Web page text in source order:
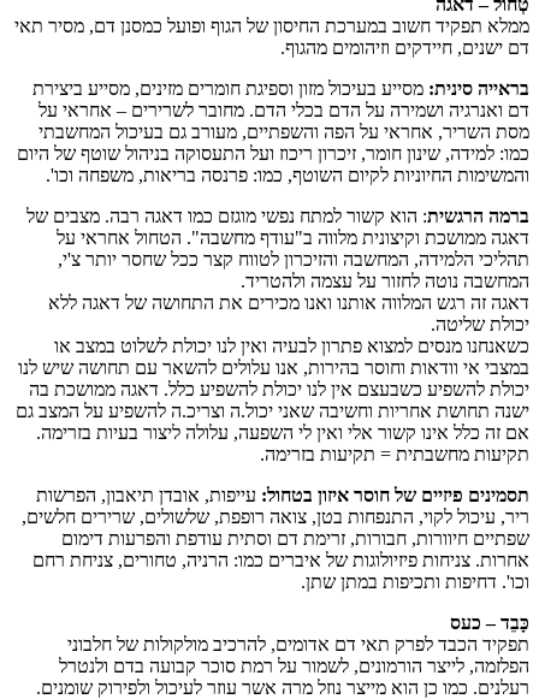
ממלא תפקיד חשוב במערכת החיסון של הגוף ופועל כמסנן דם, מסיר תאי
דם ישנים, חיידקים וזיהומים מהגוף.
בראייה סינית: מסייע בעיכול מזון וספיגת חומרים מזינים, מסייע ביצירת
דם ואנרגיה ושמירה על הדם בכלי הדם. מחובר לשרירים – אחראי על
מסת השריר, אחראי על הפה והשפתיים, מעורב גם בעיכול המחשבתי
כמו: למידה, שינון חומר, זיכרון ריכוז ועל התעסוקה בניהול שוטף של היום
והמשימות החיוניות לקיום השוטף, כמו: פרנסה בריאות, משפחה וכו'.
ברמה הרגשית: הוא קשור למתח נפשי מוגזם כמו דאגה רבה. מצבים של
דאגה ממושכת וקיצונית מלווה ב"עודף מחשבה". הטחול אחראי על
תהליכי הלמידה, המחשבה והזיכרון לטווח קצר ככל שחסר יותר צ'י,
המחשבה נוטה לחזור על עצמה ולהטריד.
דאגה זה רגש המלווה אותנו ואנו מכירים את התחושה של דאגה ללא
יכולת שליטה.
כשאנחנו מנסים למצוא פתרון לבעיה ואין לנו יכולת לשלוט במצב או
במצבי אי וודאות וחוסר בהירות, אנו עלולים להשאר עם תחושה שיש לנו
יכולת להשפיע כשבעצם אין לנו יכולת להשפיע כלל. דאגה ממושכת בה
ישנה תחושת אחריות וחשיבה שאני יכול.ה וצריכ.ה להשפיע על המצב גם
אם זה כלל אינו קשור אלי ואין לי השפעה, עלולה ליצור בעיות בזרימה.
תקיעות מחשבתית = תקיעות בזרימה.
תסמינים פיזיים של חוסר איזון בטחול: עייפות, אובדן תיאבון, הפרשות
ריר, עיכול לקוי, התנפחות בטן, צואה רופפת, שלשולים, שרירים חלשים,
שפתיים חיוורות, חבורות, זרימת דם וסתית עודפת והפרעות דימום
אחרות. צניחות פיזיולוגות של איברים כמו: הרניה, טחורים, צניחת רחם
וכו'. דחיפות ותכיפות במתן שתן.
כָּבֵד – כעס
תפקיד הכבד לפרק תאי דם אדומים, להרכיב מולקולות של חלבוני
הפלזמה, לייצר הורמונים, לשמור על רמת סוכר קבועה בדם ולנטרל
רעלנים. כמו כן הוא מייצר נוזל מרה אשר עוזר לעיכול ולפירוק שומנים.